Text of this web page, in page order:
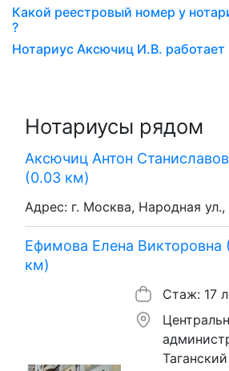
Какой реестровый номер у
?
Нотариус Аксючиц И.В. работает
Нотариусы рядом
Аксючиц Антон
(0.03 км)
Адрес: г. Москва, Народная ул.,
Ефимова Елена Викторовна
км)
Стаж: 17